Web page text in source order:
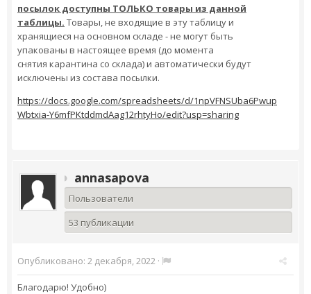
посылок доступны ТОЛЬКО товары из данной
таблицы. Товары, не входящие в эту таблицу и
хранящиеся на основном складе - не могут быть
упакованы в настоящее время (до момента
снятия карантина со склада) и автоматически будут
исключены из состава посылки.
https://docs.google.com/spreadsheets/d/1npVFNSUba6Pwup
Wbtxia-Y6mfPKtddmdAag12rhtyHo/edit?usp=sharing
annasapova
Пользователи
53 публикации
Опубликовано: 2 декабря, 2022 ·
Благодарю! Удобно)